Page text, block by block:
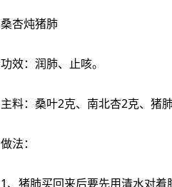
功效：润肺、止咳。
主料：桑叶2克、南北杏2克、猪
做法：